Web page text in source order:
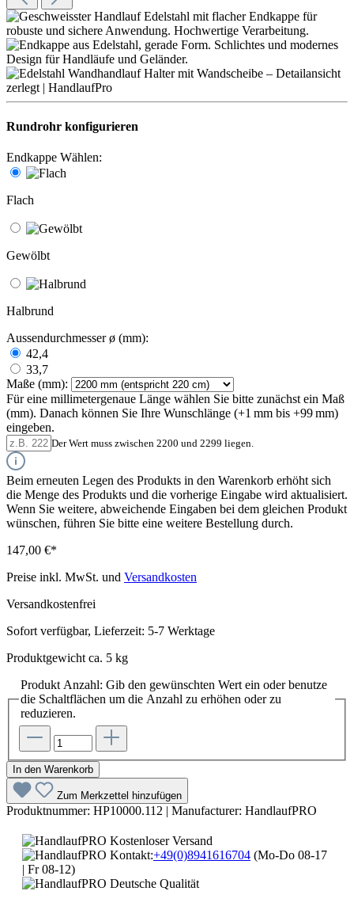
Rundrohr konfigurieren
Endkappe Wählen:
Flach
Gewölbt
Halbrund
Aussendurchmesser ø (mm):
42,4
33,7
Maße (mm):
Für eine millimetergenaue Länge wählen Sie bitte zunächst ein Maß
(mm). Danach können Sie Ihre Wunschlänge (+1 mm bis +99 mm)
eingeben.
Der Wert muss zwischen 2200 und 2299 liegen.
Beim erneuten Legen des Produkts in den Warenkorb erhöht sich
die Menge des Produkts und die vorherige Eingabe wird aktualisiert.
Wenn Sie weitere, abweichende Eingaben bei dem gleichen Produkt
wünschen, führen Sie bitte eine weitere Bestellung durch.
147,00 €*
Preise inkl. MwSt. und Versandkosten
Versandkostenfrei
Sofort verfügbar, Lieferzeit: 5-7 Werktage
Produktgewicht ca. 5 kg
Produkt Anzahl: Gib den gewünschten Wert ein oder benutze
die Schaltflächen um die Anzahl zu erhöhen oder zu
reduzieren.
In den Warenkorb
Zum Merkzettel hinzufügen
Produktnummer: HP10000.112 | Manufacturer: HandlaufPRO
Kostenloser Versand
Kontakt:+49(0)8941616704 (Mo-Do 08-17
| Fr 08-12)
Deutsche Qualität